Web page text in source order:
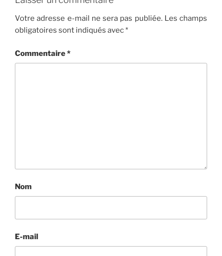
Votre adresse e-mail ne sera pas publiée. Les champs
obligatoires sont indiqués avec*
Commentaire*
Nom
E-mail